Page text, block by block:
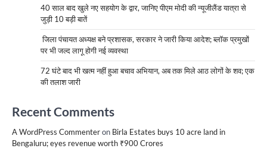
40 साल बाद खुले नए सहयोग के द्वार, जानिए पीएम मोदी की न्यूजीलैंड यात्रा से
जुड़ी 10 बड़ी बातें
जिला पंचायत अध्यक्ष बने प्रशासक, सरकार ने जारी किया आदेश; ब्लॉक प्रमुखों
पर भी जल्द लागू होगी नई व्यवस्था
72 घंटे बाद भी खत्म नहीं हुआ बचाव अभियान, अब तक मिले आठ लोगों के शव; एक
की तलाश जारी
Recent Comments
A WordPress Commenteron Birla Estates buys 10 acre land in
Bengaluru; eyes revenue worth ₹900 Crores